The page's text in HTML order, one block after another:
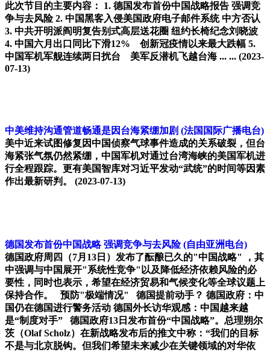
此次节目的主要内容： 1. 德国发布首份中国战略报告 强调竞
争与去风险 2. 中国黑客入侵美国政府电子邮件系统 中方否认
3. 中共开明派阎明复告别式高层送花圈 纽约长椅纪念刘晓波
4. 中国六月出口同比下滑12% 创新冠疫情以来最大跌幅 5.
中国军机军舰连续两日扰台 美军反潜机飞越台海 ... ... (2023-
07-13)
中美维持沟通管道畅通是因台海紧绷加剧 (法国国际广播电台)
美中近来试图修复因中国侦察气球事件造成的关系破裂，但台
海紧张气氛仍然紧绷，中国军机对通过台湾海峡的美国军机进
行全程跟踪。更有美国智库对习近平发动“武统”的时间等因素
作出最新研判。 (2023-07-13)
德国发布首份中国战略 强调竞争与去风险 (自由亚洲电台)
德国政府周四（7月13日）发布了酝酿已久的"中国战略" ，其
中强调与中国展开"系统性竞争"以及降低经济依赖风险的必
要性，同时也表示，希望在经济贸易和气候变化等全球议题上
保持合作。 预防"极端情况" 德国提前动手？ 德国政府：中
国仍在德国进行警务活动 德国外长访华观感：中国越来越
是“制度对手” 德国政府13日发布首份“中国战略”。总理朔尔
茨（Olaf Scholz）在新战略发布后的推文中称：“我们的目标
不是与北京脱钩。但我们希望未来减少在关键领域的对华依